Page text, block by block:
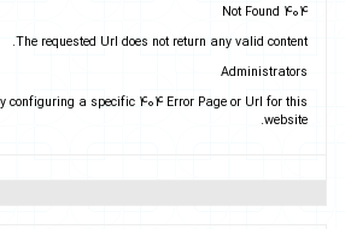
404 Not Found
The requested Url does not return any valid content.
Administrators
configuring a specific 404 Error Page or Url for this
website.